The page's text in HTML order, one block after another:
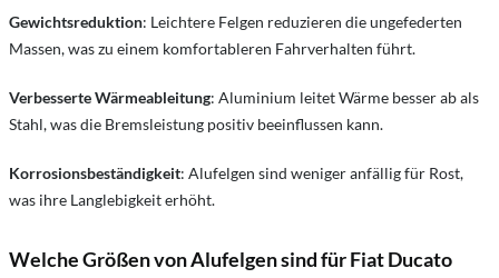
Gewichtsreduktion: Leichtere Felgen reduzieren die ungefederten
Massen, was zu einem komfortableren Fahrverhalten führt.
Verbesserte Wärmeableitung: Aluminium leitet Wärme besser ab als
Stahl, was die Bremsleistung positiv beeinflussen kann.
Korrosionsbeständigkeit: Alufelgen sind weniger anfällig für Rost,
was ihre Langlebigkeit erhöht.
Welche Größen von Alufelgen sind für Fiat Ducato